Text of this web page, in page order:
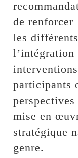
de renforcer
les
l’intégration
participants
mise en
stratégique
genre.